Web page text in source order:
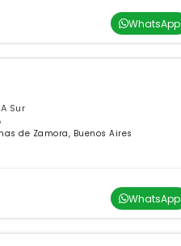
WhatsApp
Sur
de Zamora, Buenos Aires
WhatsApp